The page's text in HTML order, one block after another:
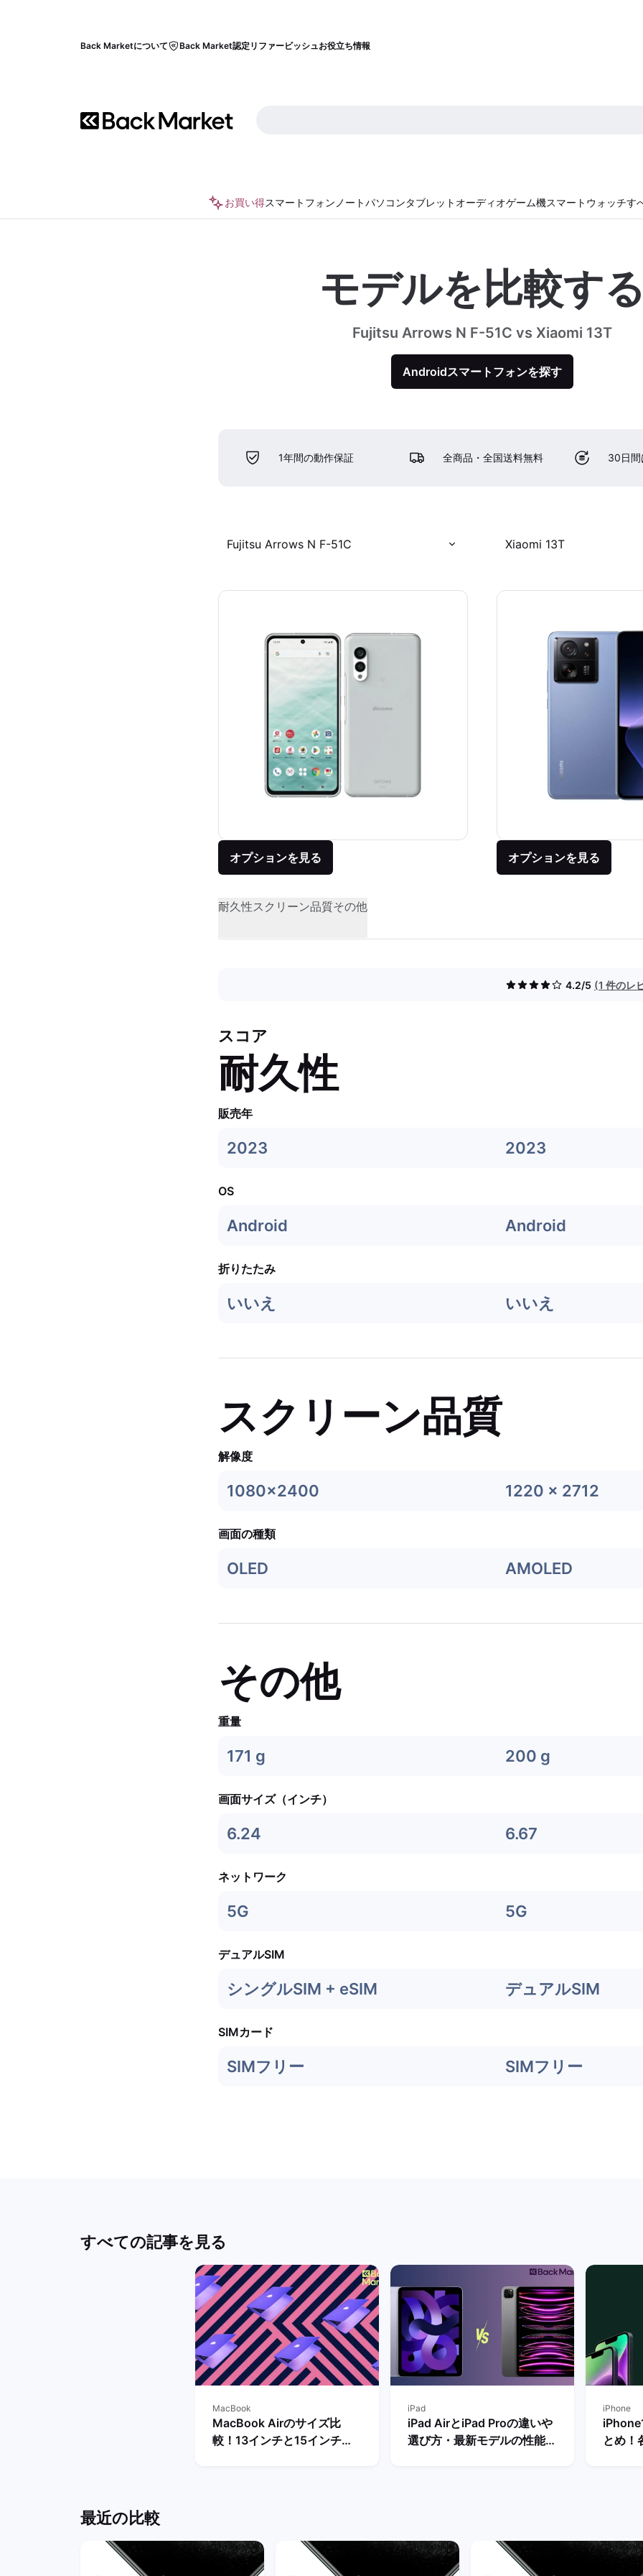
Back Marketについて Back Market認定リファービッシュお役立ち情報
お買い得スマートフォン ノートパソコンタブレット オーディオゲーム機スマートウォッチす
モデルを比較す
Fujitsu Arrows N F-51C vs Xiaomi 13T
Androidスマートフォンを探す
1年間の動作保証 全商品・全国送料無料 30日間
Fujitsu Arrows N F-51C Xiaomi 13T
オプションを見る オプションを見る
耐久性スクリーン品質その他
4.2/5 (1 件のレ
スコア
耐久性
販売年
2023 2023
OS
Android Android
折りたたみ
いいえ いいえ
スクリーン品質
解像度
1080x2400 1220 x 2712
画面の種類
OLED AMOLED
その他
重量
171 g 200 g
画面サイズ（インチ）
6.24 6.67
ネットワーク
5G 5G
デュアルSIM
シングルSIM + eSIM デュアルSIM
SIMカード
SIMフリー SIMフリー
すべての記事を見る
MacBook
MacBook Airのサイズ比
較！13インチと15インチの
iPad
iPad AirとiPad Proの違いや
選び方・最新モデルの性能を
iPhone
とめ！
最近の比較